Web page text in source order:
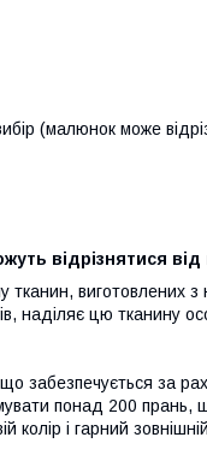
(малюнок може
відрізнятися
виготовлених
наділяє цю тканину
забезпечується за
понад 200 прань,
колір і гарний